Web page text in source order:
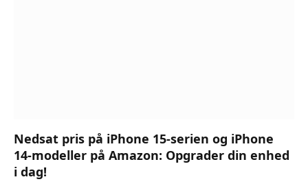
Nedsat pris på iPhone 15-serien og iPhone
14-modeller på Amazon: Opgrader din enhed
i dag!